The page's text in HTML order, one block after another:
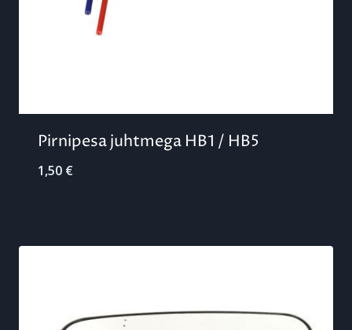
Pirnipesa juhtmega HB1 / HB5
1,50 €